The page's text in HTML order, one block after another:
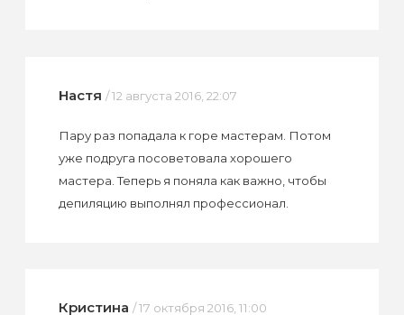
Настя / 12 августа 2016, 22:07
Пару раз попадала к горе мастерам. Потом
уже подруга посоветовала хорошего
мастера. Теперь я поняла как важно, чтобы
депиляцию выполнял профессионал.
Кристина / 17 октября 2016, 11:00